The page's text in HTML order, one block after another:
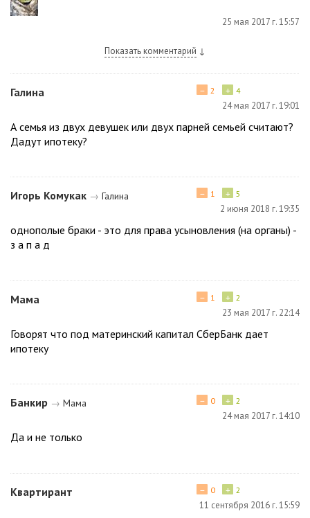
25 мая 2017 г. 15:57
Показать комментарий ↓
Галина + 4
− 2
24 мая 2017 г. 19:01
А семья из двух девушек или двух парней семьей считают?
Дадут ипотеку?
Игорь Комукак → Галина + 5
− 1
2 июня 2018 г. 19:35
однополые браки - это для права усыновления (на органы) -
з а п а д
Мама + 2
− 1
23 мая 2017 г. 22:14
Говорят что под материнский капитал СберБанк дает
ипотеку
Банкир → Мама + 2
− 0
24 мая 2017 г. 14:10
Да и не только
Квартирант + 2
− 0
11 сентября 2016 г. 15:59